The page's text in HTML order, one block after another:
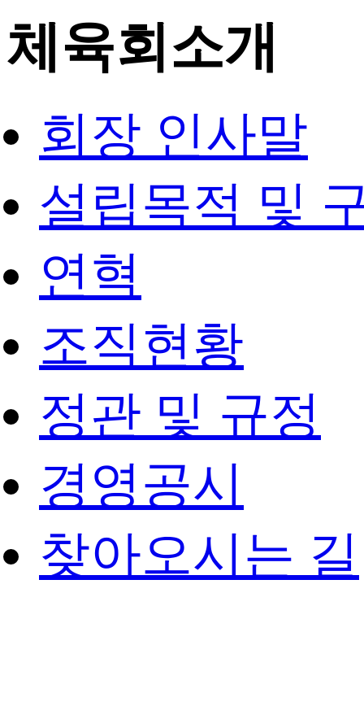
체육회소개
회장 인사말
설립목적 및
연혁
조직현황
정관 및 규정
경영공시
찾아오시는 길